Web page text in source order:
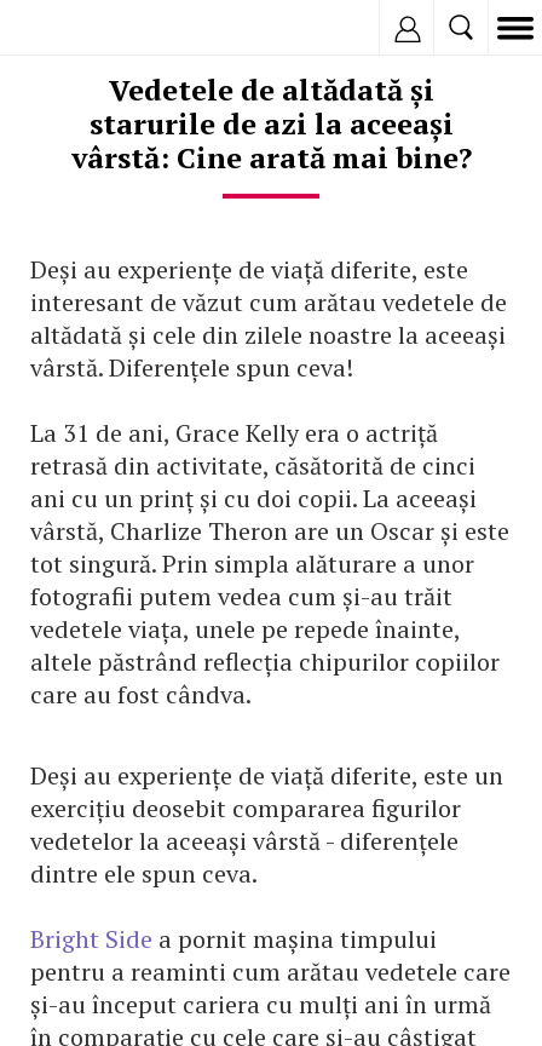
Vedetele de altădată și
starurile de azi la aceeași
vârstă: Cine arată mai bine?
Deși au experiențe de viață diferite, este
interesant de văzut cum arătau vedetele de
altădată și cele din zilele noastre la aceeași
vârstă. Diferențele spun ceva!
La 31 de ani, Grace Kelly era o actriță
retrasă din activitate, căsătorită de cinci
ani cu un prinț și cu doi copii. La aceeași
vârstă, Charlize Theron are un Oscar și este
tot singură. Prin simpla alăturare a unor
fotografii putem vedea cum și-au trăit
vedetele viața, unele pe repede înainte,
altele păstrând reflecția chipurilor copiilor
care au fost cândva.
Deși au experiențe de viață diferite, este un
exercițiu deosebit compararea figurilor
vedetelor la aceeași vârstă - diferențele
dintre ele spun ceva.
Bright Side a pornit mașina timpului
pentru a reaminti cum arătau vedetele care
și-au început cariera cu mulți ani în urmă
în comparație cu cele care și-au câștigat